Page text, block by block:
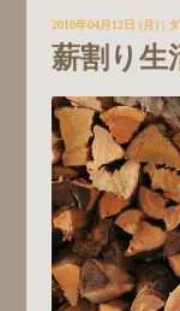
2010年04月12日 (月)|
薪割り生